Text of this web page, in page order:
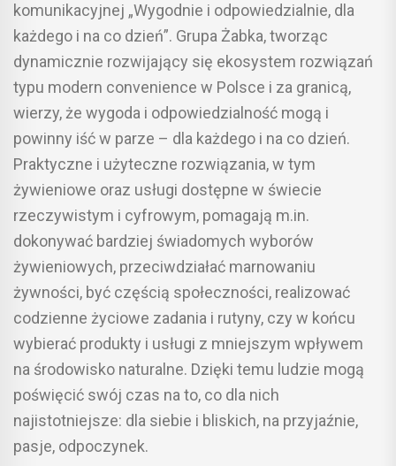
komunikacyjnej „Wygodnie i odpowiedzialnie, dla
każdego i na co dzień”. Grupa Żabka, tworząc
dynamicznie rozwijający się ekosystem rozwiązań
typu modern convenience w Polsce i za granicą,
wierzy, że wygoda i odpowiedzialność mogą i
powinny iść w parze – dla każdego i na co dzień.
Praktyczne i użyteczne rozwiązania, w tym
żywieniowe oraz usługi dostępne w świecie
rzeczywistym i cyfrowym, pomagają m.in.
dokonywać bardziej świadomych wyborów
żywieniowych, przeciwdziałać marnowaniu
żywności, być częścią społeczności, realizować
codzienne życiowe zadania i rutyny, czy w końcu
wybierać produkty i usługi z mniejszym wpływem
na środowisko naturalne. Dzięki temu ludzie mogą
poświęcić swój czas na to, co dla nich
najistotniejsze: dla siebie i bliskich, na przyjaźnie,
pasje, odpoczynek.